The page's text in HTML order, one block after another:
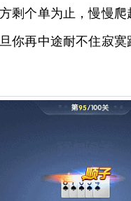
剩个单为止，慢慢爬
你再中途耐不住寂